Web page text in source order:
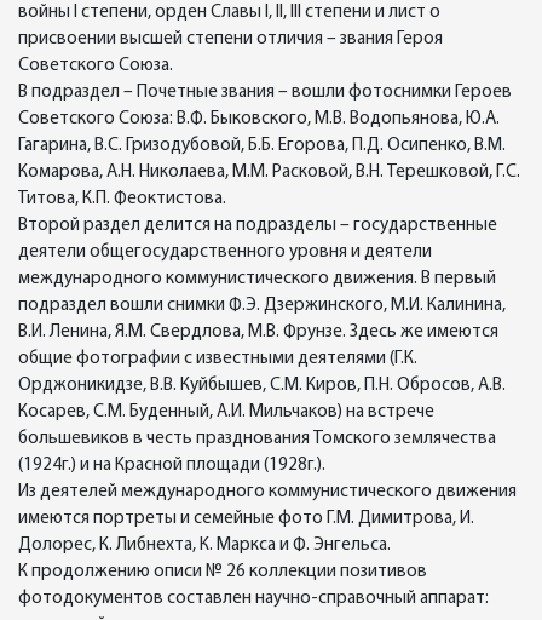
войны I степени, орден Славы I, II, III степени и лист о
присвоении высшей степени отличия – звания Героя
Советского Союза.
В подраздел – Почетные звания – вошли фотоснимки Героев
Советского Союза: В.Ф. Быковского, М.В. Водопьянова, Ю.А.
Гагарина, В.С. Гризодубовой, Б.Б. Егорова, П.Д. Осипенко, В.М.
Комарова, А.Н. Николаева, М.М. Расковой, В.Н. Терешковой, Г.С.
Титова, К.П. Феоктистова.
Второй раздел делится на подразделы – государственные
деятели общегосударственного уровня и деятели
международного коммунистического движения. В первый
подраздел вошли снимки Ф.Э. Дзержинского, М.И. Калинина,
В.И. Ленина, Я.М. Свердлова, М.В. Фрунзе. Здесь же имеются
общие фотографии с известными деятелями (Г.К.
Орджоникидзе, В.В. Куйбышев, С.М. Киров, П.Н. Обросов, А.В.
Косарев, С.М. Буденный, А.И. Мильчаков) на встрече
большевиков в честь празднования Томского землячества
(1924г.) и на Красной площади (1928г.).
Из деятелей международного коммунистического движения
имеются портреты и семейные фото Г.М. Димитрова, И.
Долорес, К. Либнехта, К. Маркса и Ф. Энгельса.
К продолжению описи № 26 коллекции позитивов
фотодокументов составлен научно-справочный аппарат: